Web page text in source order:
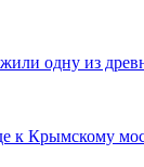
одну из
к Крымскому